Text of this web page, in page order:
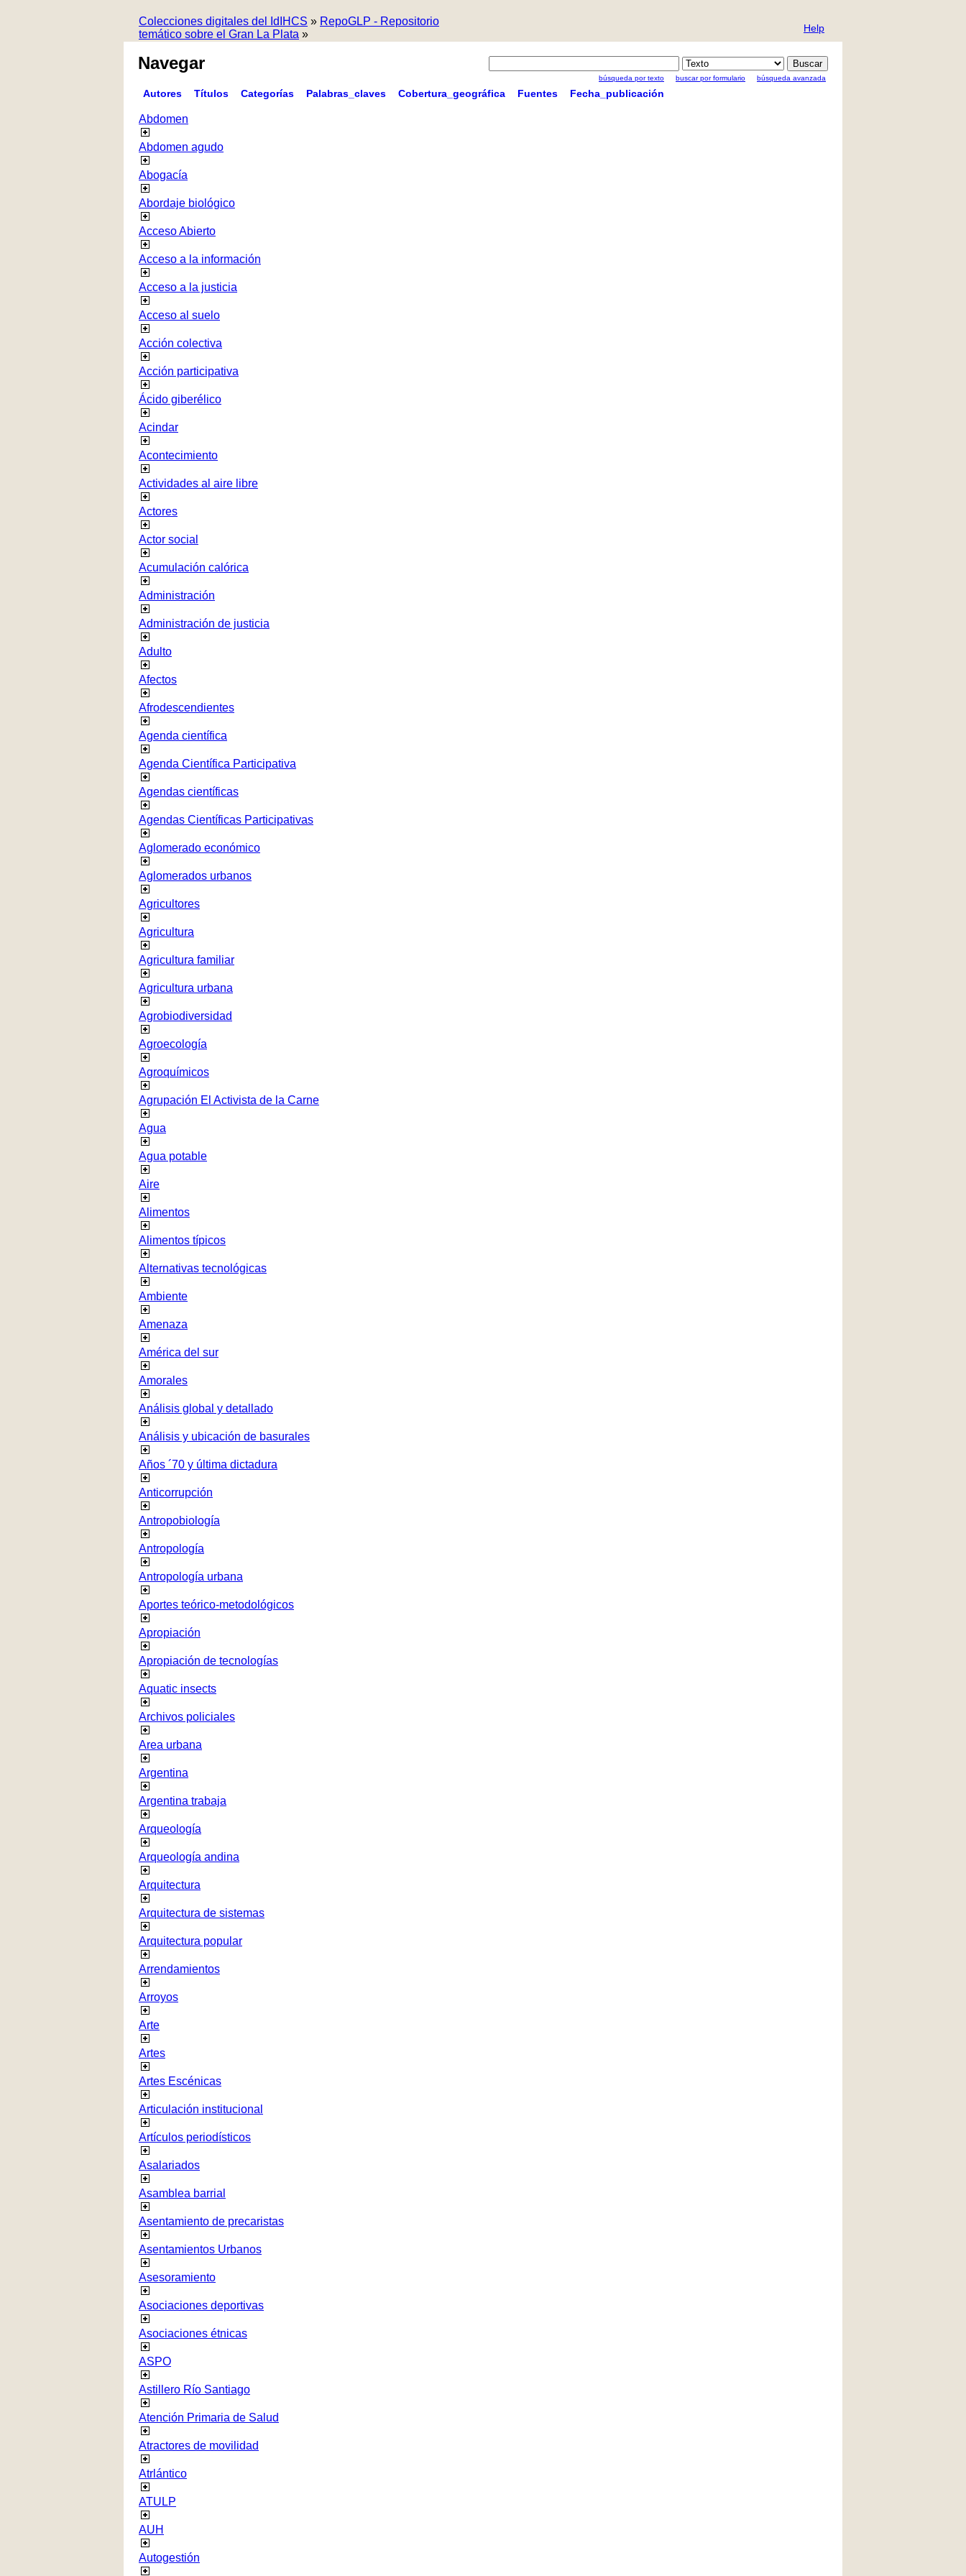
Colecciones digitales del IdIHCS » RepoGLP - Repositorio
temático sobre el Gran La Plata » Help
Navegar
búsqueda por texto buscar por formulario búsqueda avanzada
Autores Títulos Categorías Palabras_claves Cobertura_geográfica Fuentes Fecha_publicación
Abdomen
Abdomen agudo
Abogacía
Abordaje biológico
Acceso Abierto
Acceso a la información
Acceso a la justicia
Acceso al suelo
Acción colectiva
Acción participativa
Ácido giberélico
Acindar
Acontecimiento
Actividades al aire libre
Actores
Actor social
Acumulación calórica
Administración
Administración de justicia
Adulto
Afectos
Afrodescendientes
Agenda científica
Agenda Científica Participativa
Agendas científicas
Agendas Científicas Participativas
Aglomerado económico
Aglomerados urbanos
Agricultores
Agricultura
Agricultura familiar
Agricultura urbana
Agrobiodiversidad
Agroecología
Agroquímicos
Agrupación El Activista de la Carne
Agua
Agua potable
Aire
Alimentos
Alimentos típicos
Alternativas tecnológicas
Ambiente
Amenaza
América del sur
Amorales
Análisis global y detallado
Análisis y ubicación de basurales
Años ´70 y última dictadura
Anticorrupción
Antropobiología
Antropología
Antropología urbana
Aportes teórico-metodológicos
Apropiación
Apropiación de tecnologías
Aquatic insects
Archivos policiales
Area urbana
Argentina
Argentina trabaja
Arqueología
Arqueología andina
Arquitectura
Arquitectura de sistemas
Arquitectura popular
Arrendamientos
Arroyos
Arte
Artes
Artes Escénicas
Articulación institucional
Artículos periodísticos
Asalariados
Asamblea barrial
Asentamiento de precaristas
Asentamientos Urbanos
Asesoramiento
Asociaciones deportivas
Asociaciones étnicas
ASPO
Astillero Río Santiago
Atención Primaria de Salud
Atractores de movilidad
Atrlántico
ATULP
AUH
Autogestión